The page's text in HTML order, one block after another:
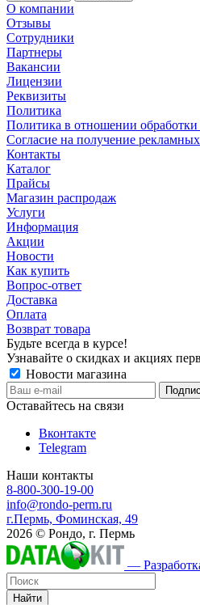
О компании
Отзывы
Сотрудники
Партнеры
Вакансии
Лицензии
Реквизиты
Политика
Политика в отношении
Согласие на получение
Контакты
Каталог
Прайсы
Магазин распродаж
Услуги
Информация
Акции
Новости
Как купить
Вопрос-ответ
Доставка
Оплата
Возврат товара
Будьте всегда в курсе!
Узнавайте о скидках и акциях
Новости магазина
Оставайтесь на связи
Вконтакте
Telegram
Наши контакты
8-800-300-19-00
info@rondo-perm.ru
г.Пермь, Фоминская, 49
2026 © Рондо, г. Пермь
—
Найти